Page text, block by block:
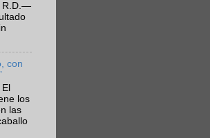
R.D.—
con
los
las